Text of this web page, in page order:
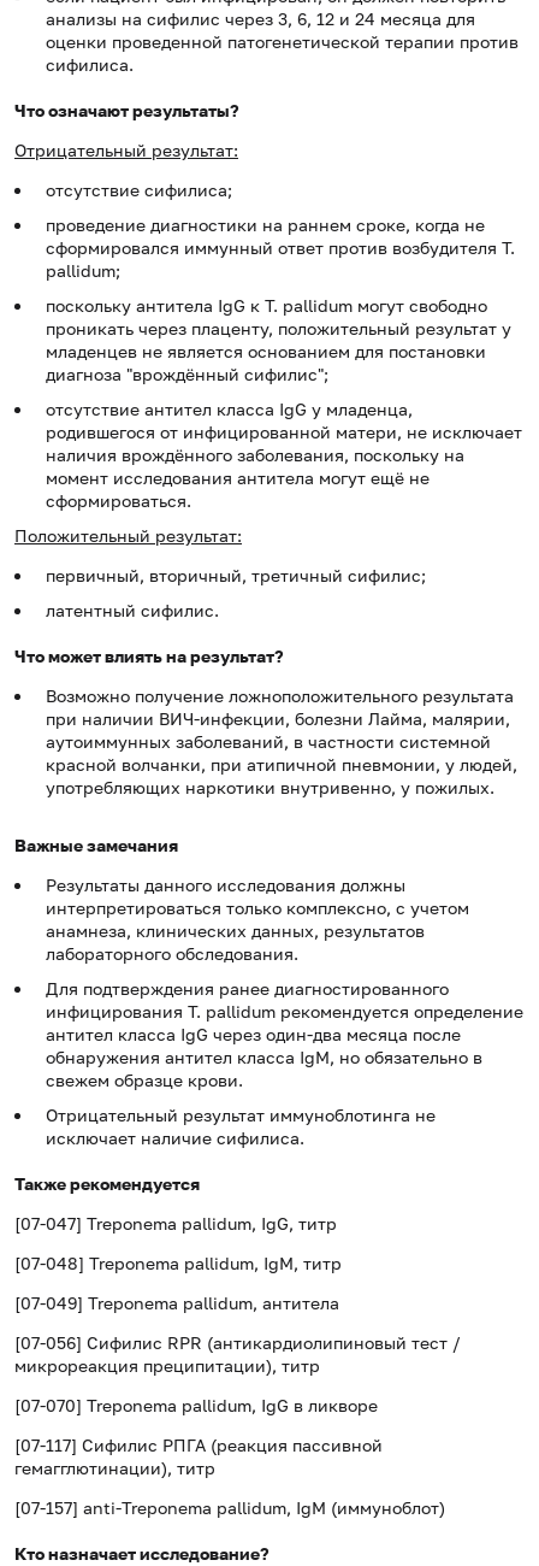
анализы на сифилис через 3, 6, 12 и 24 месяца для
оценки проведенной патогенетической терапии против
сифилиса.
Что означают результаты?
Отрицательный результат:
отсутствие сифилиса;
проведение диагностики на раннем сроке, когда не
сформировался иммунный ответ против возбудителя T.
рallidum;
поскольку антитела IgG к T. pallidum могут свободно
проникать через плаценту, положительный результат у
младенцев не является основанием для постановки
диагноза "врождённый сифилис";
отсутствие антител класса IgG у младенца,
родившегося от инфицированной матери, не исключает
наличия врождённого заболевания, поскольку на
момент исследования антитела могут ещё не
сформироваться.
Положительный результат:
первичный, вторичный, третичный сифилис;
латентный сифилис.
Что может влиять на результат?
Возможно получение ложноположительного результата
при наличии ВИЧ-инфекции, болезни Лайма, малярии,
аутоиммунных заболеваний, в частности системной
красной волчанки, при атипичной пневмонии, у людей,
употребляющих наркотики внутривенно, у пожилых.
Важные замечания
Результаты данного исследования должны
интерпретироваться только комплексно, с учетом
анамнеза, клинических данных, результатов
лабораторного обследования.
Для подтверждения ранее диагностированного
инфицирования T. pallidum рекомендуется определение
антител класса IgG через один-два месяца после
обнаружения антител класса IgM, но обязательно в
свежем образце крови.
Отрицательный результат иммуноблотинга не
исключает наличие сифилиса.
Также рекомендуется
[07-047] Treponema pallidum, IgG, титр
[07-048] Treponema pallidum, IgM, титр
[07-049] Treponema pallidum, антитела
[07-056] Сифилис RPR (антикардиолипиновый тест /
микрореакция преципитации), титр
[07-070] Treponema pallidum, IgG в ликворе
[07-117] Сифилис РПГА (реакция пассивной
гемагглютинации), титр
[07-157] anti-Treponema pallidum, IgM (иммуноблот)
Кто назначает исследование?